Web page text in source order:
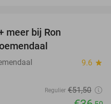
meer bij Ron
9.6 star
Regulier €51,50